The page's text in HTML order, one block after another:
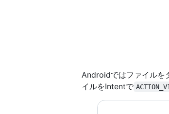
Androidではファイルを
イルをIntentで